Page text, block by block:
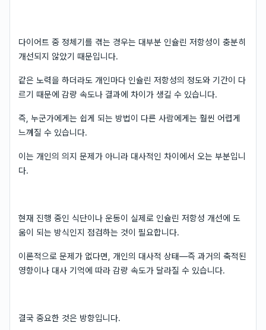
다이어트 중 정체기를 겪는 경우는 대부분 인슐린 저항성이 충분히
개선되지 않았기 때문입니다.
같은 노력을 하더라도 개인마다 인슐린 저항성의 정도와 기간이 다
르기 때문에 감량 속도나 결과에 차이가 생길 수 있습니다.
즉, 누군가에게는 쉽게 되는 방법이 다른 사람에게는 훨씬 어렵게
느껴질 수 있습니다.
이는 개인의 의지 문제가 아니라 대사적인 차이에서 오는 부분입니
다.
현재 진행 중인 식단이나 운동이 실제로 인슐린 저항성 개선에 도
움이 되는 방식인지 점검하는 것이 필요합니다.
이론적으로 문제가 없다면, 개인의 대사적 상태—즉 과거의 축적된
영향이나 대사 기억에 따라 감량 속도가 달라질 수 있습니다.
결국 중요한 것은 방향입니다.